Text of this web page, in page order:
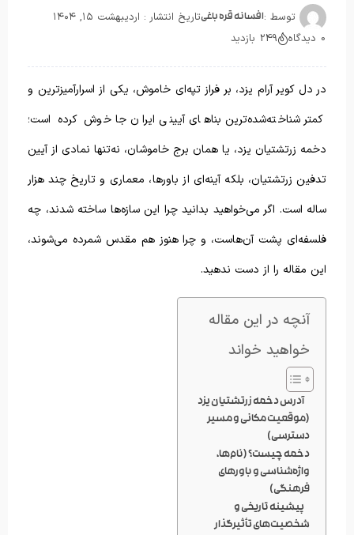
توسط :افسانه قره باغیتاریخ انتشار : اردیبهشت ۱۵, ۱۴۰۴
0 دیدگاه
249 بازدید
در دل کویر آرام یزد، بر فراز تپه‌ای خاموش، یکی از اسرارآمیزترین و
کمتر شناخته‌شده‌ترین بناهای آیینی ایران جا خوش کرده است؛
دخمه زرتشتیان یزد، یا همان برج خاموشان، نه‌تنها نمادی از آیین
تدفین زرتشتیان، بلکه آینه‌ای از باورها، معماری و تاریخ چند هزار
ساله است. اگر می‌خواهید بدانید چرا این سازه‌ها ساخته شدند، چه
فلسفه‌ای پشت آن‌هاست، و چرا هنوز هم مقدس شمرده می‌شوند،
این مقاله را از دست ندهید.
آنچه در این مقاله
خواهید خواند
آدرس دخمه زرتشتیان یزد
(موقعیت مکانی و مسیر
دسترسی)
دخمه چیست؟ (نام‌ها،
واژه‌شناسی و باورهای
فرهنگی)
پیشینه تاریخی و
شخصیت‌های تأثیرگذار